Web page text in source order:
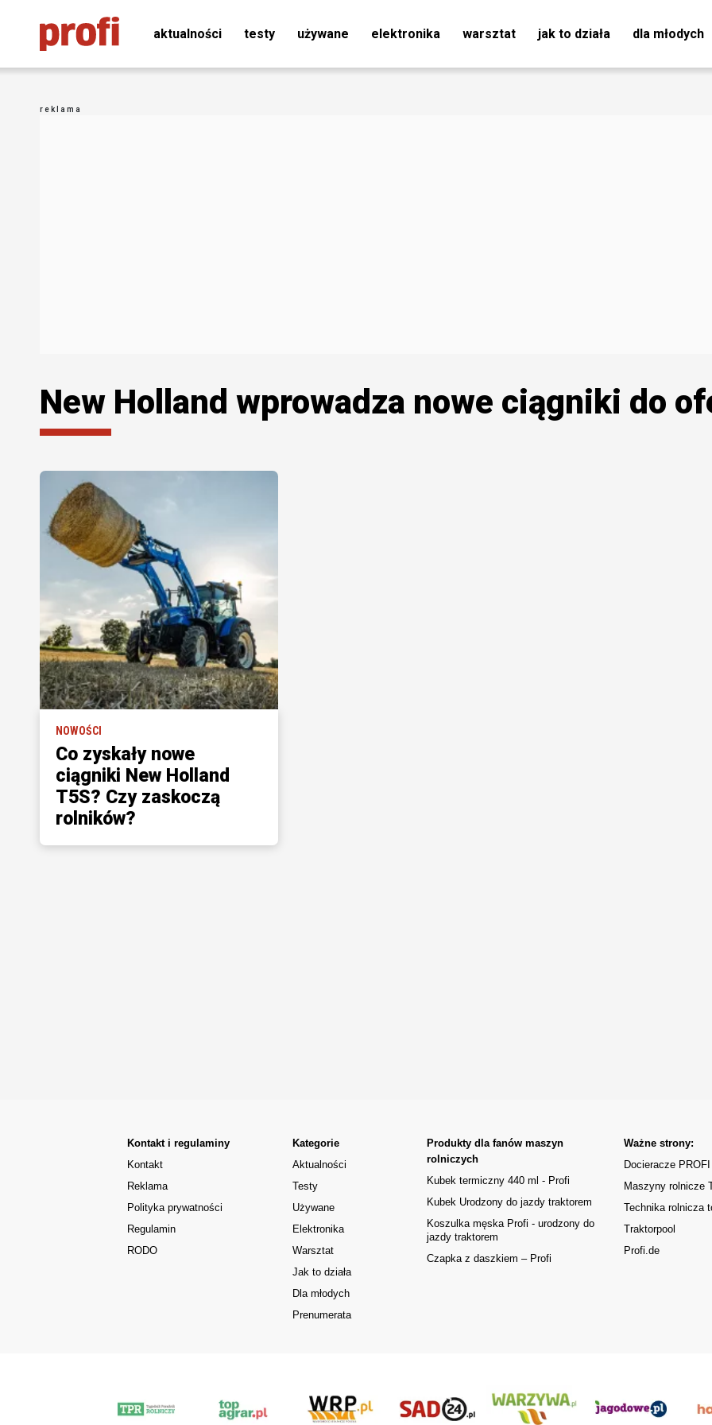
aktualności testy używane elektronika warsztat jak to działa dla młodych
New Holland wprowadza nowe ciągniki do
NOWOŚCI
Co zyskały nowe
ciągniki New Holland
T5S? Czy zaskoczą
rolników?
Kontakt i regulaminy
Kontakt
Reklama
Polityka prywatności
Regulamin
RODO
Kategorie
Aktualności
Testy
Używane
Elektronika
Warsztat
Jak to działa
Dla młodych
Prenumerata
Produkty dla fanów maszyn
rolniczych
Kubek termiczny 440 ml - Profi
Kubek Urodzony do jazdy traktorem
Koszulka męska Profi - urodzony do
jazdy traktorem
Czapka z daszkiem – Profi
Ważne strony:
Docieracze PROFI
Maszyny rolnicze
Technika rolnicza
Traktorpool
Profi.de